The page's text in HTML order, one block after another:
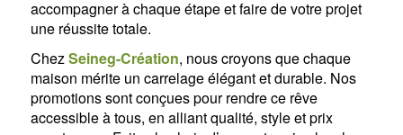
accompagner à chaque étape et faire de votre projet
une réussite totale.
ChezSeineg-Création, nous croyons que chaque
maison mérite un carrelage élégant et durable. Nos
promotions sont conçues pour rendre ce rêve
accessible à tous, en alliant qualité, style et prix